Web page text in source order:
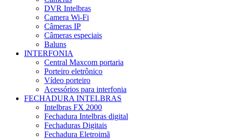
DVR Intelbras
Camera Wi-Fi
Câmeras IP
Câmeras especiais
Baluns
INTERFONIA
Central Maxcom portaria
Porteiro eletrônico
Vídeo porteiro
Acessórios para interfonia
FECHADURA INTELBRAS
Intelbras FX 2000
Fechadura Intelbras digital
Fechaduras Digitais
Fechadura Eletroimã